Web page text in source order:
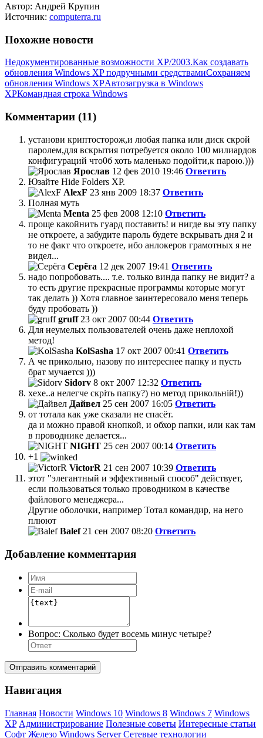
Автор: Андрей Крупин
Источник: computerra.ru
Похожие новости
Недокументированные возможности XP/2003.Как создавать
обновления Windows XP подручными средствамиСохраняем
обновления Windows XPАвтозагрузка в Windows
XPКомандная строка Windows
Комментарии (11)
установи криптосторож,и любая папка или диск скрой
паролем,для вскрытия потребуется около 100 милиардов
конфигураций что0б хоть маленько подойти,к парою.)))
Ярослав 12 фев 2010 19:46 Ответить
Юзайте Hide Folders XP.
AlexF 23 янв 2009 18:37 Ответить
Полная муть
Menta 25 фев 2008 12:10 Ответить
проще какойнить гуард поставить! и нигде вы эту папку
не откроете, а забудите пароль будете вскрывать дня 2 и
то не факт что откроете, ибо анлокеров грамотных я не
видел...
Серёга 12 дек 2007 19:41 Ответить
надо попробовать.... т.е. только винда папку не видит? а
то есть другие прекрасные программы которые могут
так делать )) Хотя главное заинтересовало меня теперь
буду пробовать ))
gruff 23 окт 2007 00:44 Ответить
Для неумелых пользователей очень даже неплохой
метод!
KolSasha 17 окт 2007 00:41 Ответить
А че прикольно, назову по интереснее папку и пусть
брат мучается )))
Sidorv 8 окт 2007 12:32 Ответить
хехе..а нелегче скріть папку?) но метод прикольній!))
Дайвел 25 сен 2007 16:05 Ответить
от тотала как уже сказали не спасёт.
да и можно правой кнопкой, и обхор папки, или как там
в проводнике делается...
NIGHT 25 сен 2007 00:14 Ответить
+1
VictorR 21 сен 2007 10:39 Ответить
этот "элегантный и эффективный способ" действует,
если пользоваться только проводником в качестве
файлового менеджера...
Другие оболочки, например Тотал командир, на него
плюют
Balef 21 сен 2007 08:20 Ответить
Добавление комментария
Вопрос: Сколько будет восемь минус четыре?
Отправить комментарий
Навигация
Главная Новости Windows 10 Windows 8 Windows 7 Windows
XP Администрирование Полезные советы Интересные статьи
Софт Железо Windows Server Сетевые технологии